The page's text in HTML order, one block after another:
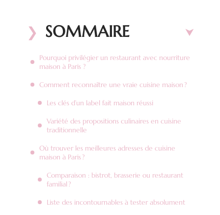
SOMMAIRE
Pourquoi privilégier un restaurant avec nourriture
maison à Paris ?
Comment reconnaître une vraie cuisine maison ?
Les clés d’un label fait maison réussi
Variété des propositions culinaires en cuisine
traditionnelle
Où trouver les meilleures adresses de cuisine
maison à Paris ?
Comparaison : bistrot, brasserie ou restaurant
familial ?
Liste des incontournables à tester absolument